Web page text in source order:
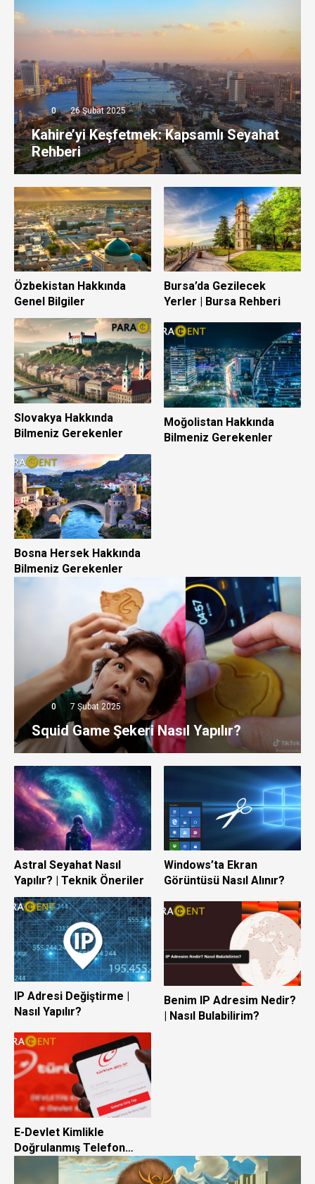
0 26 Şubat 2025
Kahire’yi Keşfetmek: Kapsamlı Seyahat
Rehberi
Özbekistan Hakkında
Genel Bilgiler
Bursa’da Gezilecek
Yerler | Bursa Rehberi
Slovakya Hakkında
Bilmeniz Gerekenler
Moğolistan Hakkında
Bilmeniz Gerekenler
Bosna Hersek Hakkında
Bilmeniz Gerekenler
0 7 Şubat 2025
Squid Game Şekeri Nasıl Yapılır?
Astral Seyahat Nasıl
Yapılır? | Teknik Öneriler
Windows’ta Ekran
Görüntüsü Nasıl Alınır?
IP Adresi Değiştirme |
Nasıl Yapılır?
Benim IP Adresim Nedir?
| Nasıl Bulabilirim?
E-Devlet Kimlikle
Doğrulanmış Telefon
Numarası Nasıl Yapılır?